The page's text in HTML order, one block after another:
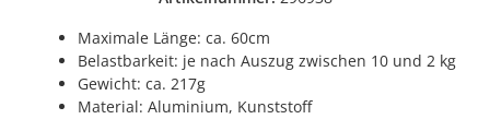
Maximale Länge: ca. 60cm
Belastbarkeit: je nach Auszug zwischen 10 und 2 kg
Gewicht: ca. 217g
Material: Aluminium, Kunststoff